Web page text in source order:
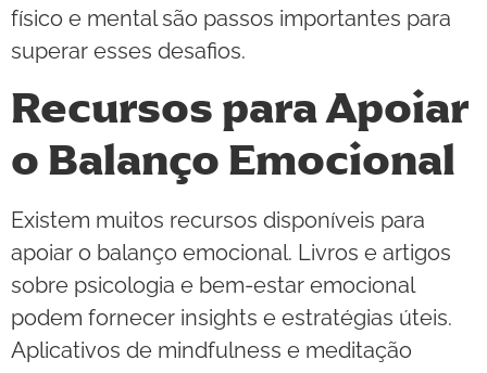
físico e mental são passos importantes para
superar esses desafios.
Recursos para Apoiar
o Balanço Emocional
Existem muitos recursos disponíveis para
apoiar o balanço emocional. Livros e artigos
sobre psicologia e bem-estar emocional
podem fornecer insights e estratégias úteis.
Aplicativos de mindfulness e meditação